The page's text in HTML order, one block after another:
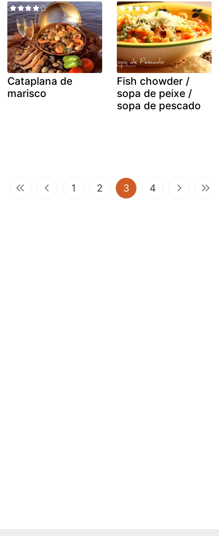
Cataplana de
marisco
Fish chowder /
sopa de peixe /
sopa de pescado
1 2 3(current)
4